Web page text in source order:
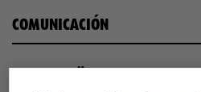
COMUNICACIÓN